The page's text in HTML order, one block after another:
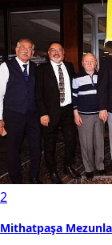
2
Mithatpaşa